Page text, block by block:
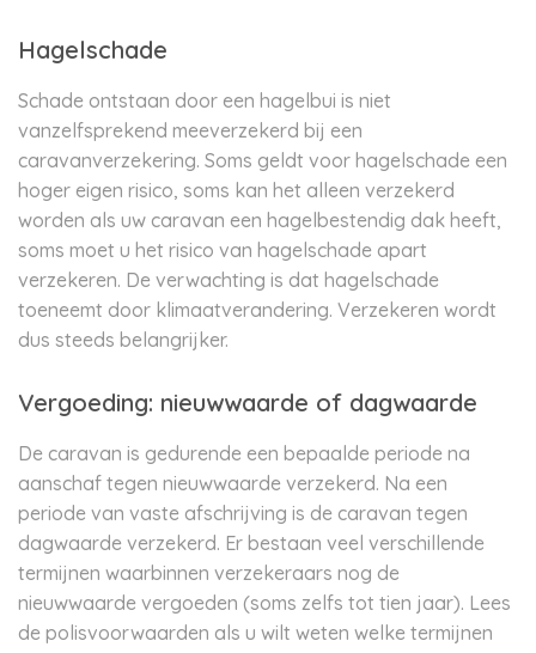
Hagelschade
Schade ontstaan door een hagelbui is niet
vanzelfsprekend meeverzekerd bij een
caravanverzekering. Soms geldt voor hagelschade een
hoger eigen risico, soms kan het alleen verzekerd
worden als uw caravan een hagelbestendig dak heeft,
soms moet u het risico van hagelschade apart
verzekeren. De verwachting is dat hagelschade
toeneemt door klimaatverandering. Verzekeren wordt
dus steeds belangrijker.
Vergoeding: nieuwwaarde of dagwaarde
De caravan is gedurende een bepaalde periode na
aanschaf tegen nieuwwaarde verzekerd. Na een
periode van vaste afschrijving is de caravan tegen
dagwaarde verzekerd. Er bestaan veel verschillende
termijnen waarbinnen verzekeraars nog de
nieuwwaarde vergoeden (soms zelfs tot tien jaar). Lees
de polisvoorwaarden als u wilt weten welke termijnen